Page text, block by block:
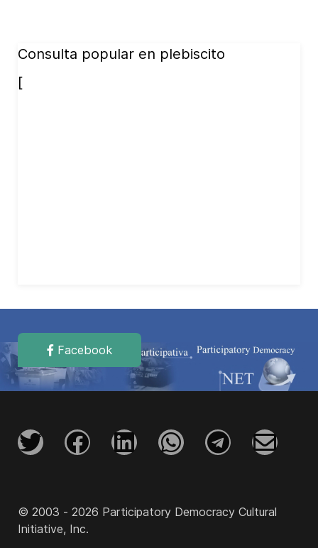
Consulta popular en plebiscito
[
Facebook
© 2003 - 2026 Participatory Democracy Cultural
Initiative, Inc.